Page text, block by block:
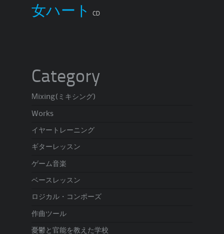
女ハート
CD
Category
Mixing(ミキシング)
Works
イヤートレーニング
ギターレッスン
ゲーム音楽
ベースレッスン
ロジカル・コンポーズ
作曲ツール
憂鬱と官能を教えた学校